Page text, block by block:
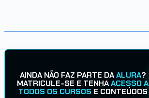
AINDA NÃO FAZ PARTE DAALURA?
MATRICULE-SE E TENHAACESSO A
TODOS OS CURSOS E CONTEÚDOS